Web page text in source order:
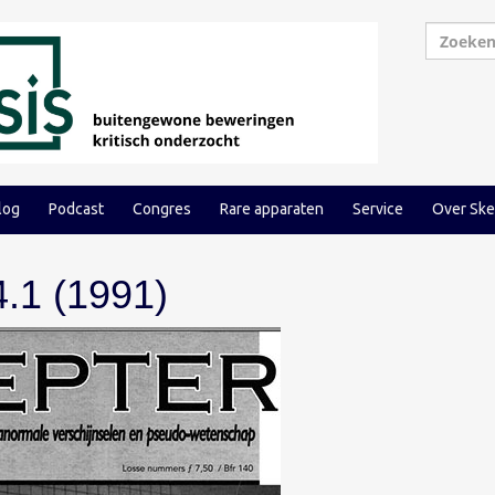
Podcast Congres Rare apparaten Service Over
(1991)